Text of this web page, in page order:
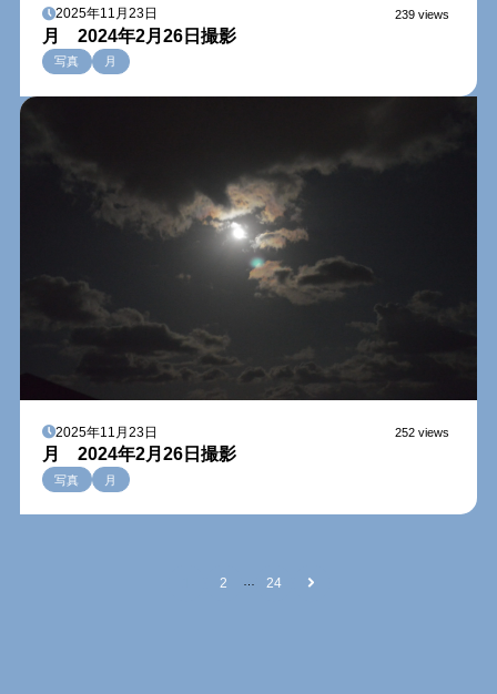
2025年11月23日 239 views
月 2024年2月26日撮影
写真 月
2025年11月23日 252 views
月 2024年2月26日撮影
写真 月
2 24